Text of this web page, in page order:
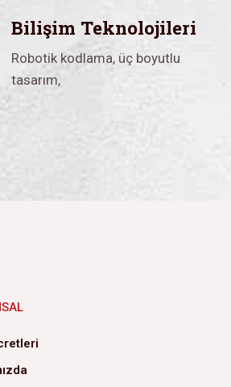
Bilişim Teknolojileri
Robotik kodlama, üç boyutlu
tasarım,